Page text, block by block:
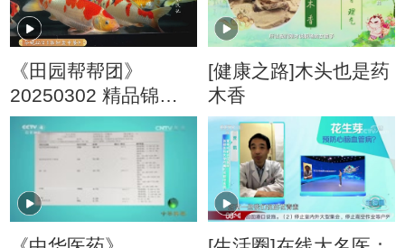
《田园帮帮团》
20250302 精品锦鲤
养成记
[健康之路]木头也是药
木香